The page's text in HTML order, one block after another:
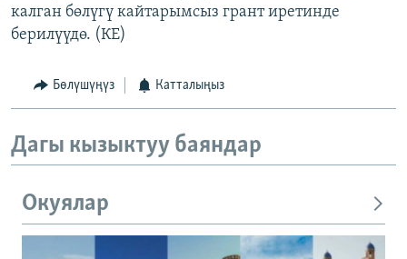
калган бөлүгү кайтарымсыз грант иретинде
берилүүдө. (КЕ)
Бөлүшүңүз Катталыңыз
Дагы кызыктуу баяндар
Окуялар